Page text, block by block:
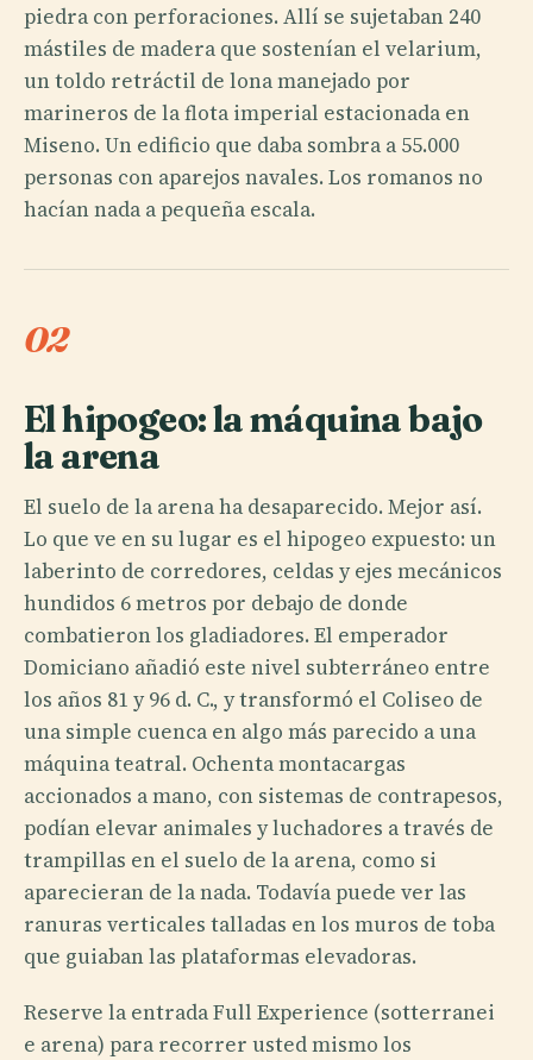
piedra con perforaciones. Allí se sujetaban 240
mástiles de madera que sostenían el velarium,
un toldo retráctil de lona manejado por
marineros de la flota imperial estacionada en
Miseno. Un edificio que daba sombra a 55.000
personas con aparejos navales. Los romanos no
hacían nada a pequeña escala.
02
El hipogeo: la máquina bajo
la arena
El suelo de la arena ha desaparecido. Mejor así.
Lo que ve en su lugar es el hipogeo expuesto: un
laberinto de corredores, celdas y ejes mecánicos
hundidos 6 metros por debajo de donde
combatieron los gladiadores. El emperador
Domiciano añadió este nivel subterráneo entre
los años 81 y 96 d. C., y transformó el Coliseo de
una simple cuenca en algo más parecido a una
máquina teatral. Ochenta montacargas
accionados a mano, con sistemas de contrapesos,
podían elevar animales y luchadores a través de
trampillas en el suelo de la arena, como si
aparecieran de la nada. Todavía puede ver las
ranuras verticales talladas en los muros de toba
que guiaban las plataformas elevadoras.
Reserve la entrada Full Experience (sotterranei
e arena) para recorrer usted mismo los